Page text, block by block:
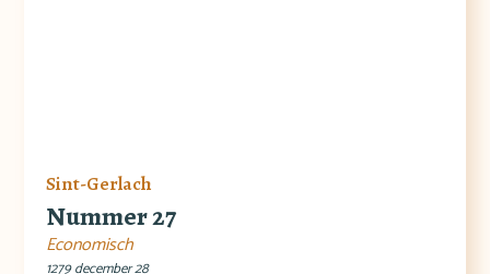
Sint-Gerlach
Nummer 27
Economisch
1279 december 28